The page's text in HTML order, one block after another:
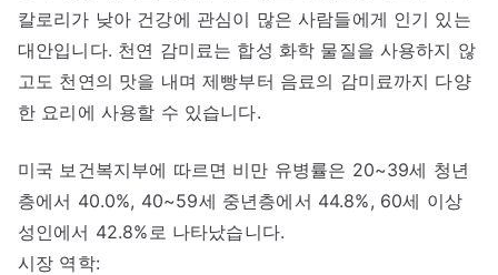
칼로리가 낮아 건강에 관심이 많은 사람들에게 인기 있는
대안입니다. 천연 감미료는 합성 화학 물질을 사용하지 않
고도 천연의 맛을 내며 제빵부터 음료의 감미료까지 다양
한 요리에 사용할 수 있습니다.
미국 보건복지부에 따르면 비만 유병률은 20~39세 청년
층에서 40.0%, 40~59세 중년층에서 44.8%, 60세 이상
성인에서 42.8%로 나타났습니다.
시장 역학: